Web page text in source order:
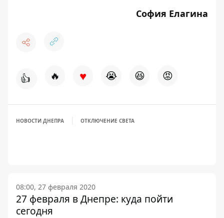
София Елагина
👍 🔥 ♥ 😭 😆 😡
НОВОСТИ ДНЕПРА ОТКЛЮЧЕНИЕ СВЕТА
08:00, 27 февраля 2020
27 февраля в Днепре: куда пойти
сегодня